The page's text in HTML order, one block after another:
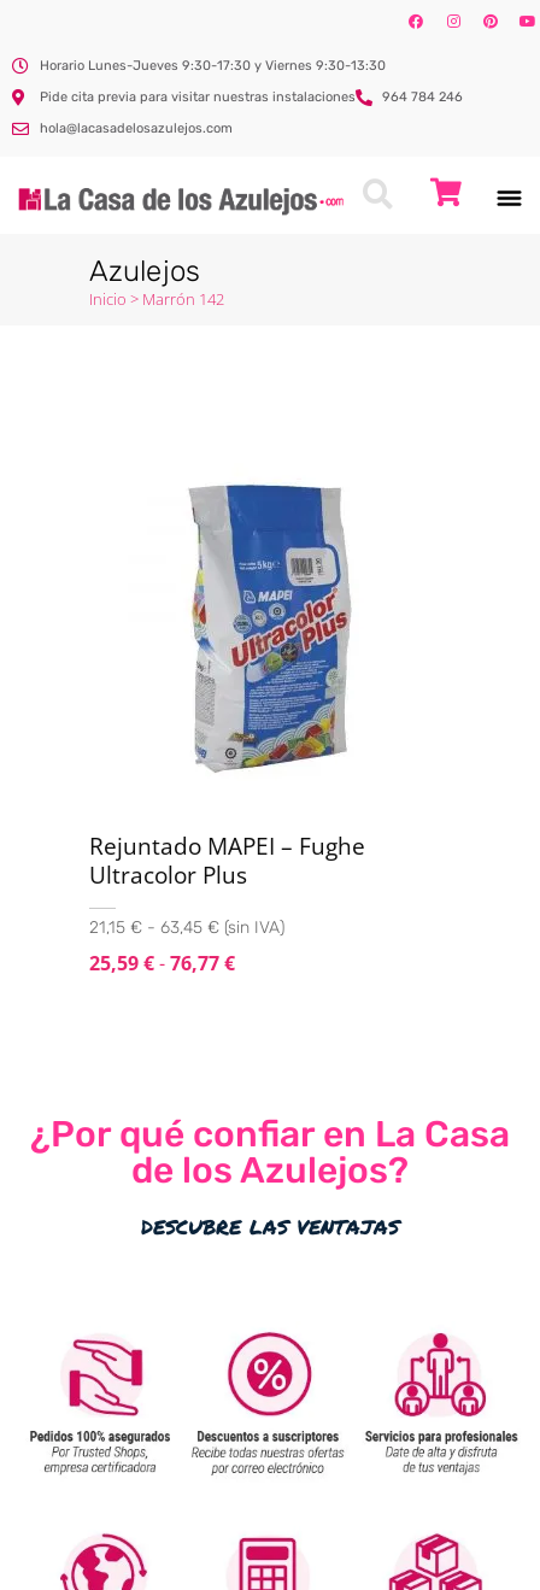
Horario Lunes-Jueves 9:30-17:30 y Viernes 9:30-13:30
Pide cita previa para visitar nuestras instalaciones
964 784 246
hola@lacasadelosazulejos.com
Azulejos
Inicio > Marrón 142
Rejuntado MAPEI – Fughe
Ultracolor Plus
21,15 € - 63,45 € (sin IVA)
25,59€-76,77€
¿Por qué confiar en La Casa
de los Azulejos?
descubre las ventajas